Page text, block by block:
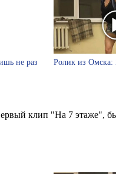
не раз Ролик из Омска:
клип "На 7 этаже",